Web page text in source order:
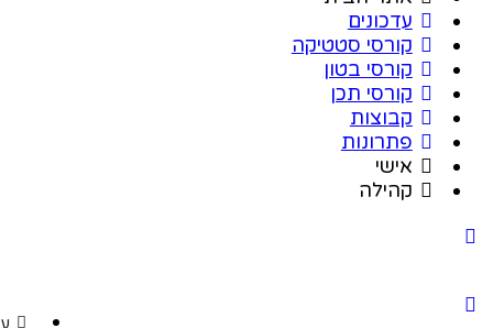
עדכונים
קורסי סטטיקה
קורסי בטון
קורסי תכן
קבוצות
פתרונות
אישי
קהילה